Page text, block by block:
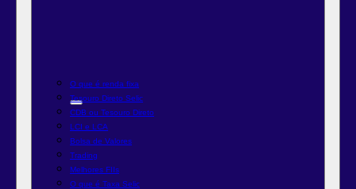
O que é renda fixa
Tesouro Direto Selic
CDB ou Tesouro Direto
LCI e LCA
Bolsa de Valores
Trading
Melhores FIIs
O que é Taxa Selic